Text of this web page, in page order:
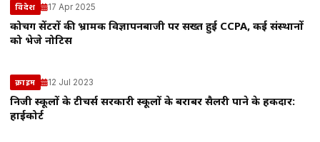
विदेश 17 Apr 2025
कोचिंग सेंटरों की भ्रामक विज्ञापनबाजी पर सख्त हुई CCPA, कई संस्थानों
को भेजे नोटिस
क्राइम 12 Jul 2023
निजी स्कूलों के टीचर्स सरकारी स्कूलों के बराबर सैलरी पाने के हकदार:
हाईकोर्ट